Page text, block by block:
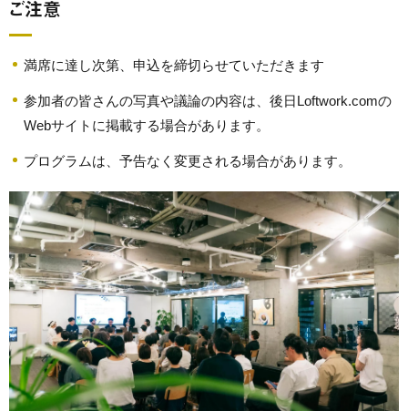
ご注意
満席に達し次第、申込を締切らせていただきます
参加者の皆さんの写真や議論の内容は、後日Loftwork.comの
Webサイトに掲載する場合があります。
プログラムは、予告なく変更される場合があります。